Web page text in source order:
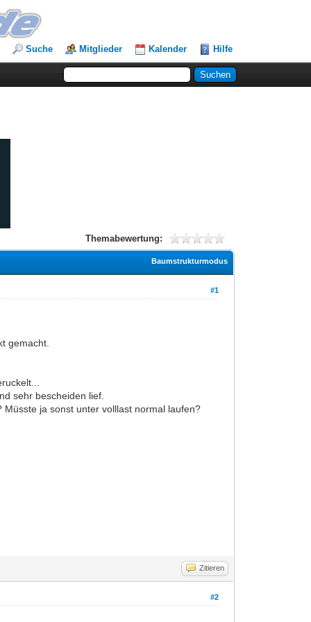
Suche Mitglieder Kalender Hilfe
Themabewertung:
Baumstrukturmodus
#1
gemacht.
sehr bescheiden lief.
ja sonst unter volllast normal laufen?
Zitieren
#2